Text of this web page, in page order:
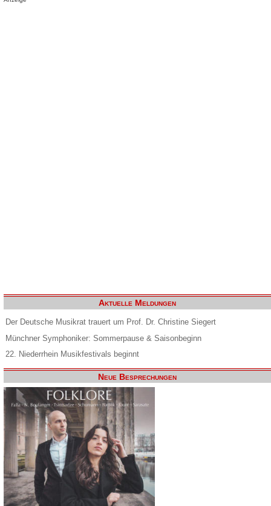
Aktuelle Meldungen
Der Deutsche Musikrat trauert um Prof. Dr. Christine Siegert
Münchner Symphoniker: Sommerpause & Saisonbeginn
22. Niederrhein Musikfestivals beginnt
Neue Besprechungen